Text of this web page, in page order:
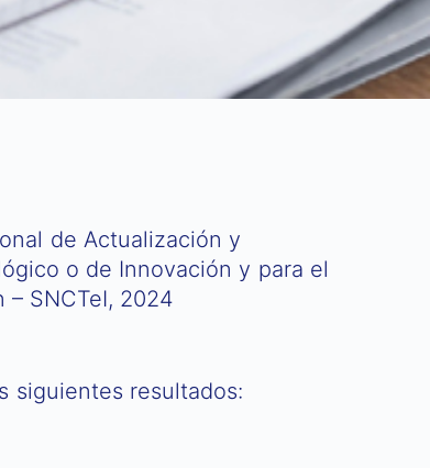
de Actualización y
o de Innovación y para el
SNCTeI, 2024
siguientes resultados: